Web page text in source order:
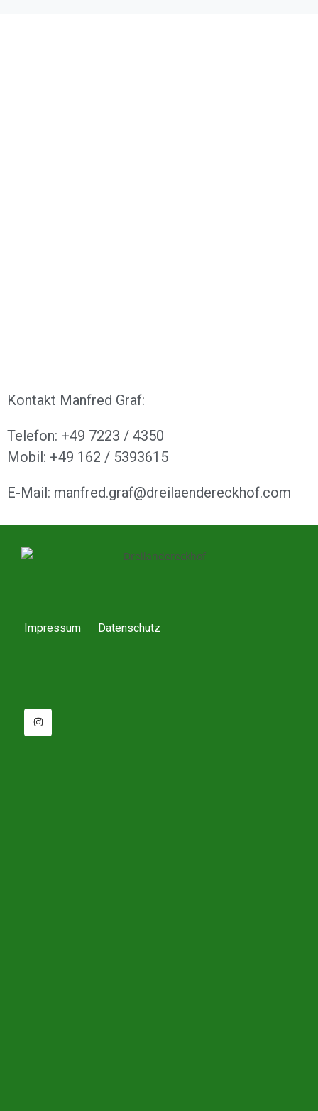
Kontakt Manfred Graf:
Telefon: +49 7223 / 4350
Mobil: +49 162 / 5393615
E-Mail: manfred.graf@dreilaendereckhof.com
Impressum Datenschutz